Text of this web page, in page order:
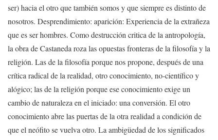
ser) hacia el otro que también somos y que siempre es distinto de
nosotros. Desprendimiento: aparición: Experiencia de la extrañeza
que es ser hombres. Como destrucción critica de la antropología,
la obra de Castaneda roza las opuestas fronteras de la filosofía y la
religión. Las de la filosofía porque nos propone, después de una
crítica radical de la realidad, otro conocimiento, no-científico y
alógico; las de la religión porque ese conocimiento exige un
cambio de naturaleza en el iniciado: una conversión. El otro
conocimiento abre las puertas de la otra realidad a condición de
que el neófito se vuelva otro. La ambigüedad de los significados